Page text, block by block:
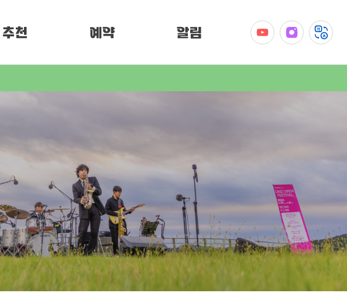
추천 예약 알림
공지사항